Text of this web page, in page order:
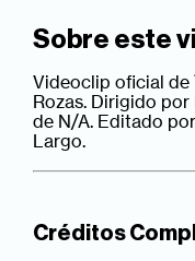
Sobre este
Videoclip oficial de
Rozas. Dirigido
de N/A. Editado
Largo.
Créditos